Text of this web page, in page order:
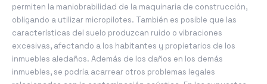
permiten la maniobrabilidad de la maquinaria de construcción,
obligando a utilizar micropilotes. También es posible que las
características del suelo produzcan ruido o vibraciones
excesivas, afectando a los habitantes y propietarios de los
inmuebles aledaños. Además de los daños en los demás
inmuebles, se podría acarrear otros problemas legales